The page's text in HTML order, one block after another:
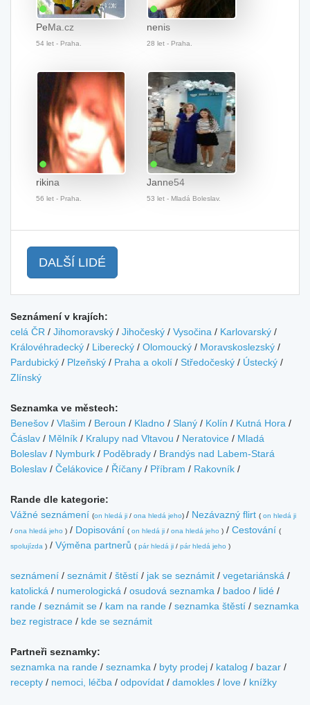
PeMa.cz
54 let - Praha.
nenis
28 let - Praha.
rikina
56 let - Praha.
Janne54
53 let - Mladá Boleslav.
DALŠÍ LIDÉ
Seznámení v krajích:
celá ČR / Jihomoravský / Jihočeský / Vysočina / Karlovarský /
Královéhradecký / Liberecký / Olomoucký / Moravskoslezský /
Pardubický / Plzeňský / Praha a okolí / Středočeský / Ústecký /
Zlínský
Seznamka ve městech:
Benešov / Vlašim / Beroun / Kladno / Slaný / Kolín / Kutná Hora /
Čáslav / Mělník / Kralupy nad Vltavou / Neratovice / Mladá
Boleslav / Nymburk / Poděbrady / Brandýs nad Labem-Stará
Boleslav / Čelákovice / Říčany / Příbram / Rakovník /
Rande dle kategorie:
Vážné seznámení (on hledá ji / ona hledá jeho) / Nezávazný flirt ( on hledá ji
/ ona hledá jeho ) / Dopisování ( on hledá ji / ona hledá jeho ) / Cestování (
spolujízda ) / Výměna partnerů ( pár hledá ji / pár hledá jeho )
seznámení / seznámit / štěstí / jak se seznámit / vegetariánská /
katolická / numerologická / osudová seznamka / badoo / lidé /
rande / seznámit se / kam na rande / seznamka štěstí / seznamka
bez registrace / kde se seznámit
Partneři seznamky:
seznamka na rande / seznamka / byty prodej / katalog / bazar /
recepty / nemoci, léčba / odpovídat / damokles / love / knížky